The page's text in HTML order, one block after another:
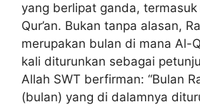
yang berlipat ganda,
Qur’an. Bukan tanpa alasan,
merupakan bulan di mana Al-
kali diturunkan sebagai
Allah SWT berfirman: “Bulan
(bulan) yang di dalamnya